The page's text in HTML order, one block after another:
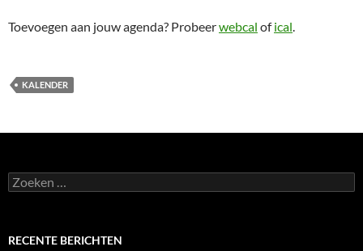
Toevoegen aan jouw agenda? Probeerwebcal ofical.
KALENDER
Zoeken
naar:
RECENTE BERICHTEN